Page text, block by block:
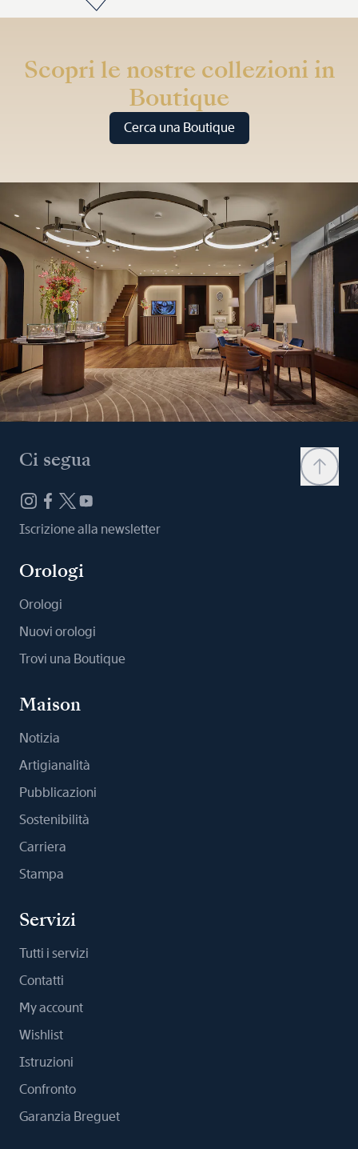
Scopri le nostre collezioni in
Boutique
Cerca una Boutique
Ci segua
Iscrizione alla newsletter
Orologi
Orologi
Nuovi orologi
Trovi una Boutique
Maison
Notizia
Artigianalità
Pubblicazioni
Sostenibilità
Carriera
Stampa
Servizi
Tutti i servizi
Contatti
My account
Wishlist
Istruzioni
Confronto
Garanzia Breguet